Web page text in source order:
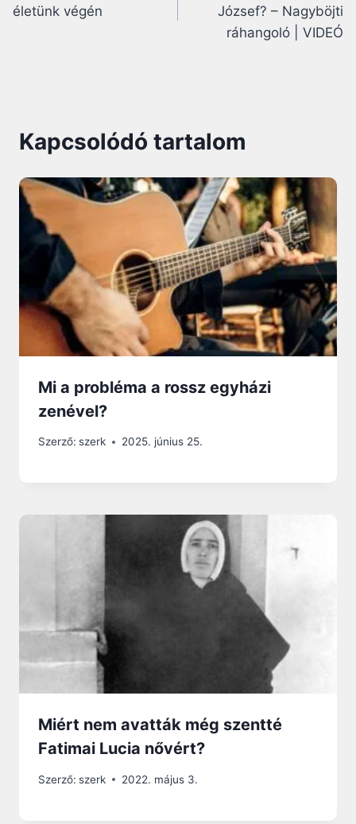
életünk végén
József? – Nagyböjti
ráhangoló | VIDEÓ
Kapcsolódó tartalom
Mi a probléma a rossz egyházi
zenével?
Szerző: szerk 2025. június 25.
Miért nem avatták még szentté
Fatimai Lucia nővért?
Szerző: szerk 2022. május 3.